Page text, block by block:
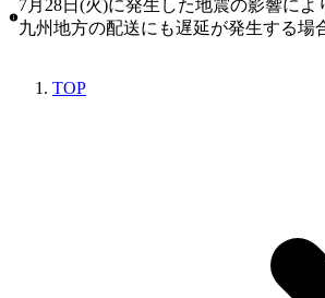
7月28日(火)に発生した地震の影響に
九州地方の配送にも遅延が発生する場
TOP